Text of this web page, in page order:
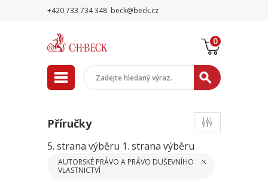
+420 733 734 348 beck@beck.cz
0
Příručky
5. strana výběru 1. strana výběru
AUTORSKÉ PRÁVO A PRÁVO DUŠEVNÍHO
VLASTNICTVÍ